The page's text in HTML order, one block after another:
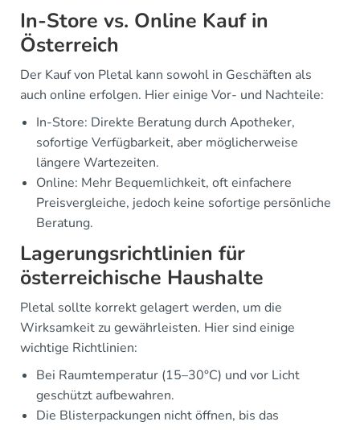
In-Store vs. Online Kauf in
Österreich
Der Kauf von Pletal kann sowohl in Geschäften als
auch online erfolgen. Hier einige Vor- und Nachteile:
In-Store: Direkte Beratung durch Apotheker,
sofortige Verfügbarkeit, aber möglicherweise
längere Wartezeiten.
Online: Mehr Bequemlichkeit, oft einfachere
Preisvergleiche, jedoch keine sofortige persönliche
Beratung.
Lagerungsrichtlinien für
österreichische Haushalte
Pletal sollte korrekt gelagert werden, um die
Wirksamkeit zu gewährleisten. Hier sind einige
wichtige Richtlinien:
Bei Raumtemperatur (15–30°C) und vor Licht
geschützt aufbewahren.
Die Blisterpackungen nicht öffnen, bis das